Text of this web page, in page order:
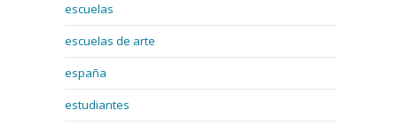
escuelas
escuelas de arte
españa
estudiantes